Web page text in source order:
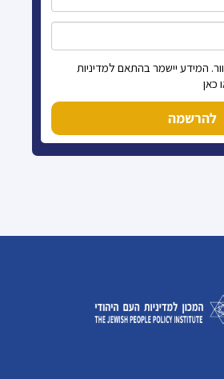
המידע יישמר בהתאם למדיניות
כאן
להרשמה